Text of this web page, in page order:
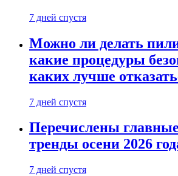
7 дней спустя
Можно ли делать
какие процедуры
каких лучше
7 дней спустя
Перечислены
тренды осени 2026
7 дней спустя